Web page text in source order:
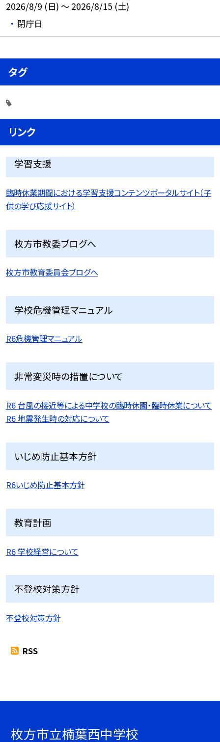
2026/8/9 (日) ～ 2026/8/15 (土)
閉庁日
タグ
リンク
学習支援
臨時休業期間における学習支援コンテンツポータルサイト（子
供の学び応援サイト）
枚方市教委ブログへ
枚方市教育委員会ブログへ
学校危機管理マニュアル
R6危機管理マニュアル
非常変災時の措置について
R6 台風の接近等による中学校の臨時休園・臨時休業について
R6 地震発生時の対応について
いじめ防止基本方針
R6いじめ防止基本方針
教育計画
R6 学校経営について
不登校対策方針
不登校対策方針
RSS
枚方市立楠葉西中学校